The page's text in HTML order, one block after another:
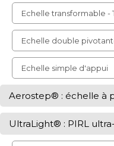
Echelle transformable -
Echelle double
Echelle simple d'appui
Aerostep® : échelle à
UltraLight® : PIRL